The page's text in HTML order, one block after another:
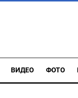
ВИДЕО ФОТО